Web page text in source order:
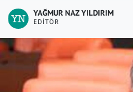
YAĞMUR NAZ YILDIRIM
EDITÖR
EKONOMİ
ASAYİŞ
SPOR
Son Dakika Haberleri
Haber Arşivi